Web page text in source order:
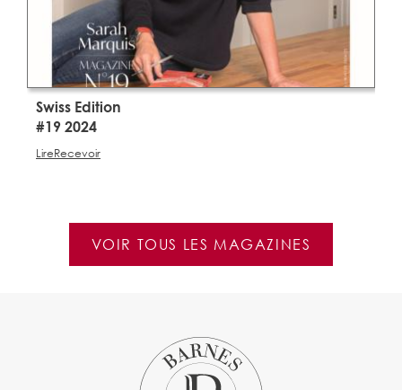
Swiss Edition
#19 2024
LireRecevoir
VOIR TOUS LES MAGAZINES